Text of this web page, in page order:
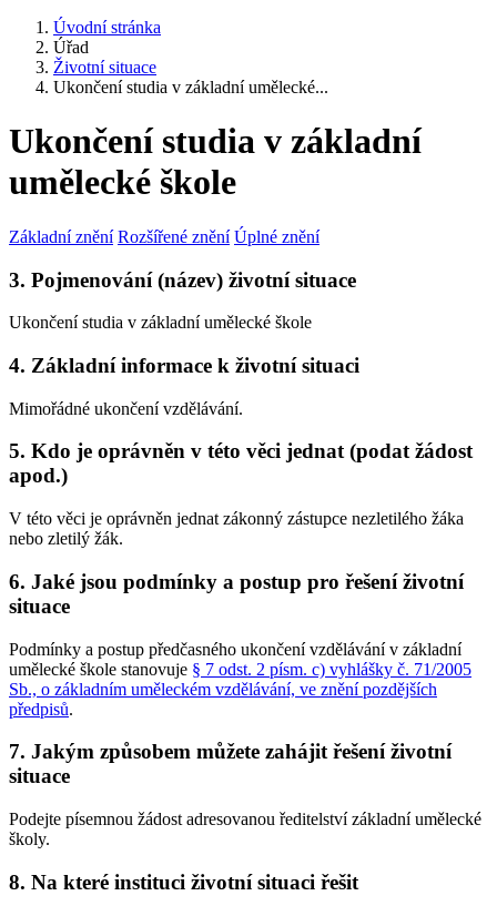
Úvodní stránka
Úřad
Životní situace
Ukončení studia v základní umělecké...
Ukončení studia v základní
umělecké škole
Základní znění Rozšířené znění Úplné znění
3. Pojmenování (název) životní situace
Ukončení studia v základní umělecké škole
4. Základní informace k životní situaci
Mimořádné ukončení vzdělávání.
5. Kdo je oprávněn v této věci jednat (podat žádost
apod.)
V této věci je oprávněn jednat zákonný zástupce nezletilého žáka
nebo zletilý žák.
6. Jaké jsou podmínky a postup pro řešení životní
situace
Podmínky a postup předčasného ukončení vzdělávání v základní
umělecké škole stanovuje § 7 odst. 2 písm. c) vyhlášky č. 71/2005
Sb., o základním uměleckém vzdělávání, ve znění pozdějších
předpisů.
7. Jakým způsobem můžete zahájit řešení životní
situace
Podejte písemnou žádost adresovanou ředitelství základní umělecké
školy.
8. Na které instituci životní situaci řešit